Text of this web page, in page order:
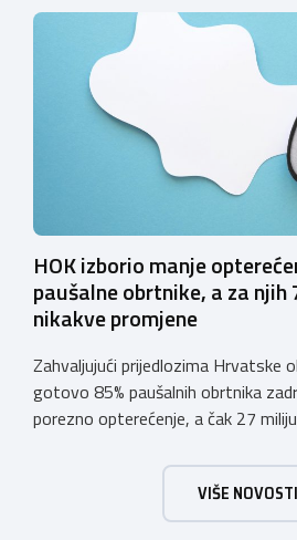
koja sadrže alkohol i energetska
svoje poslovne procese i osigurati
vjerodostojnu provjeru
sustava e-Građani ili putem
HOK izborio manje
paušalne obrtnike, a za njih
nikakve promjene
Zahvaljujući prijedlozima Hrvatske
gotovo 85% paušalnih obrtnika
porezno opterećenje, a čak 27
komora pozdravlja odluku Vlade
konačnom prijedlogu poreznih
prijedloge HOK-a iznesene tijekom
VIŠE NOVOSTI